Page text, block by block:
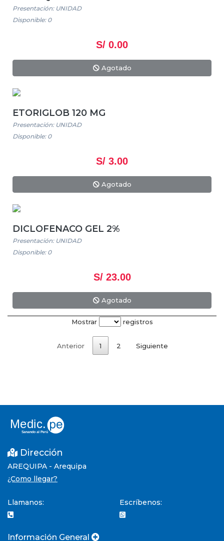
Presentación: UNIDAD
Disponible: 0
S/ 0.00
Agotado
ETORIGLOB 120 MG
Presentación: UNIDAD
Disponible: 0
S/ 3.00
Agotado
DICLOFENACO GEL 2%
Presentación: UNIDAD
Disponible: 0
S/ 23.00
Agotado
Mostrar registros
Anterior 1 2 Siguiente
Dirección
AREQUIPA - Arequipa
¿Como llegar?
Llamanos: Escríbenos:
Información General